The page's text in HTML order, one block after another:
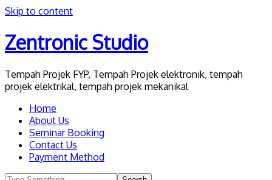
Skip to content
Zentronic Studio
Tempah Projek FYP, Tempah Projek elektronik, tempah
projek elektrikal, tempah projek mekanikal
Home
About Us
Seminar Booking
Contact Us
Payment Method